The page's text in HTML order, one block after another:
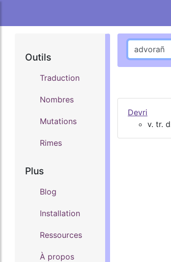
Outils
Traduction
Nombres
Mutations
Rimes
Plus
Blog
Installation
Ressources
À propos
Devri
v. tr.